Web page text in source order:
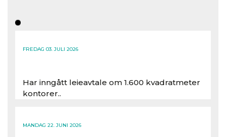
FREDAG 03. JULI 2026
Har inngått leieavtale om 1.600 kvadratmeter
kontorer..
MANDAG 22. JUNI 2026